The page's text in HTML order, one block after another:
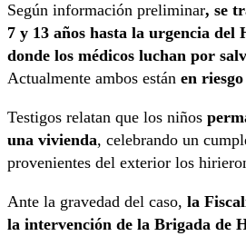
Según información preliminar, se
7 y 13 años hasta la urgencia del
donde los médicos luchan por
Actualmente ambos están en
Testigos relatan que los niños
una vivienda, celebrando un
provenientes del exterior los
Ante la gravedad del caso, la
la intervención de la Brigada de